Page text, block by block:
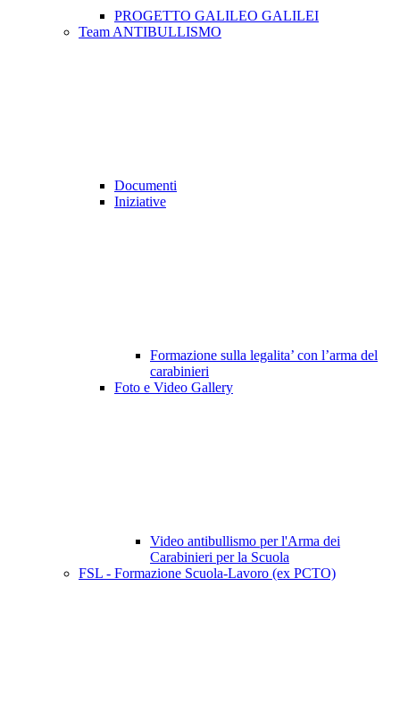
PROGETTO GALILEO GALILEI
Team ANTIBULLISMO
Documenti
Iniziative
Formazione sulla legalita’ con l’arma del
carabinieri
Foto e Video Gallery
Video antibullismo per l'Arma dei
Carabinieri per la Scuola
FSL - Formazione Scuola-Lavoro (ex PCTO)